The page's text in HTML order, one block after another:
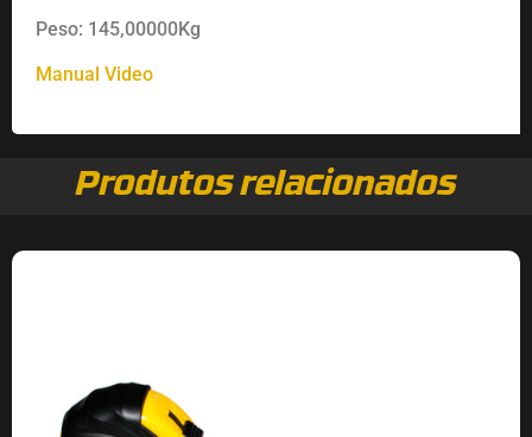
Peso: 145,00000Kg
Manual Video
Produtos relacionados